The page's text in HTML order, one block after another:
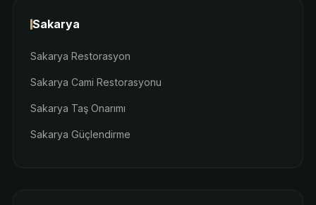
Sakarya
Sakarya Restorasyon
Sakarya Cami Restorasyonu
Sakarya Taş Onarımı
Sakarya Güçlendirme